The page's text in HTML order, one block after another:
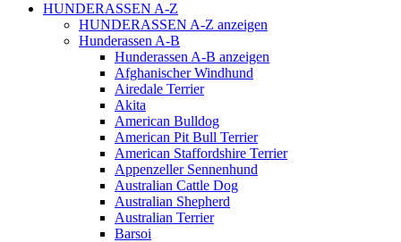
HUNDERASSEN A-Z
HUNDERASSEN A-Z anzeigen
Hunderassen A-B
Hunderassen A-B anzeigen
Afghanischer Windhund
Airedale Terrier
Akita
American Bulldog
American Pit Bull Terrier
American Staffordshire Terrier
Appenzeller Sennenhund
Australian Cattle Dog
Australian Shepherd
Australian Terrier
Barsoi